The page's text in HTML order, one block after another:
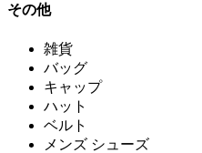
その他
雑貨
バッグ
キャップ
ハット
ベルト
メンズ シューズ